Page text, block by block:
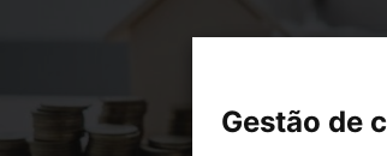
Gestão de